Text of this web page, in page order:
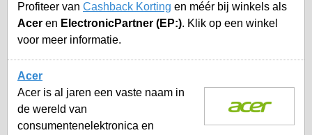
Profiteer van Cashback Korting en méér bij winkels als
Acer en ElectronicPartner (EP:). Klik op een winkel
voor meer informatie.
Acer
Acer is al jaren een vaste naam in
de wereld van
consumentenelektronica en